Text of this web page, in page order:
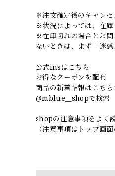
※注文確定後のキャンセ
※状況によっては、在庫
※在庫切れの場合とお
ないときは、まず「迷惑
公式insはこちら
お得なクーポンを配布
商品の新着情報はこちら
@mblue__shopで検索
shopの注意事項をよく
（注意事項はトップ画